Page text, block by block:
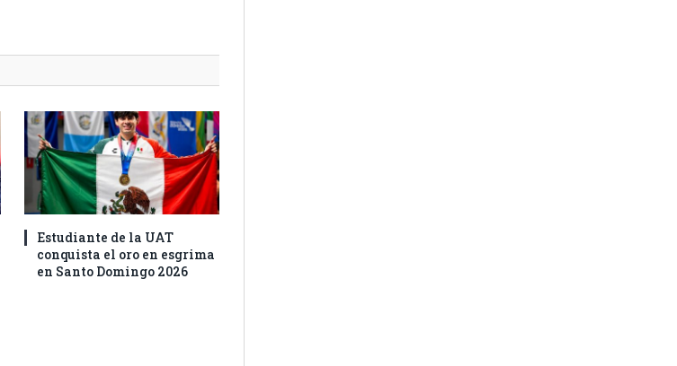
Estudiante de la UAT
conquista el oro en esgrima
en Santo Domingo 2026